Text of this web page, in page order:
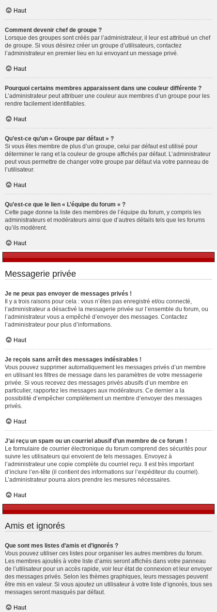
Haut
Comment devenir chef de groupe ?
Lorsque des groupes sont créés par l’administrateur, il leur est attribué un chef
de groupe. Si vous désirez créer un groupe d’utilisateurs, contactez
l’administrateur en premier lieu en lui envoyant un message privé.
Haut
Pourquoi certains membres apparaissent dans une couleur différente ?
L’administrateur peut attribuer une couleur aux membres d’un groupe pour les
rendre facilement identifiables.
Haut
Qu’est-ce qu’un « Groupe par défaut » ?
Si vous êtes membre de plus d’un groupe, celui par défaut est utilisé pour
déterminer le rang et la couleur de groupe affichés par défaut. L’administrateur
peut vous permettre de changer votre groupe par défaut via votre panneau de
l’utilisateur.
Haut
Qu’est-ce que le lien « L’équipe du forum » ?
Cette page donne la liste des membres de l’équipe du forum, y compris les
administrateurs et modérateurs ainsi que d’autres détails tels que les forums
qu’ils modèrent.
Haut
Messagerie privée
Je ne peux pas envoyer de messages privés !
Il y a trois raisons pour cela : vous n’êtes pas enregistré et/ou connecté,
l’administrateur a désactivé la messagerie privée sur l’ensemble du forum, ou
l’administrateur vous a empêché d’envoyer des messages. Contactez
l’administrateur pour plus d’informations.
Haut
Je reçois sans arrêt des messages indésirables !
Vous pouvez supprimer automatiquement les messages privés d’un membre
en utilisant les filtres de message dans les paramètres de votre messagerie
privée. Si vous recevez des messages privés abusifs d’un membre en
particulier, rapportez les messages aux modérateurs. Ce dernier a la
possibilité d’empêcher complètement un membre d’envoyer des messages
privés.
Haut
J’ai reçu un spam ou un courriel abusif d’un membre de ce forum !
Le formulaire de courrier électronique du forum comprend des sécurités pour
suivre les utilisateurs qui envoient de tels messages. Envoyez à
l’administrateur une copie complète du courriel reçu. Il est très important
d’inclure l’en-tête (il contient des informations sur l’expéditeur du courriel).
L’administrateur pourra alors prendre les mesures nécessaires.
Haut
Amis et ignorés
Que sont mes listes d’amis et d’ignorés ?
Vous pouvez utiliser ces listes pour organiser les autres membres du forum.
Les membres ajoutés à votre liste d’amis seront affichés dans votre panneau
de l’utilisateur pour un accès rapide, voir leur état de connexion et leur envoyer
des messages privés. Selon les thèmes graphiques, leurs messages peuvent
être mis en valeur. Si vous ajoutez un utilisateur à votre liste d’ignorés, tous ses
messages seront masqués par défaut.
Haut